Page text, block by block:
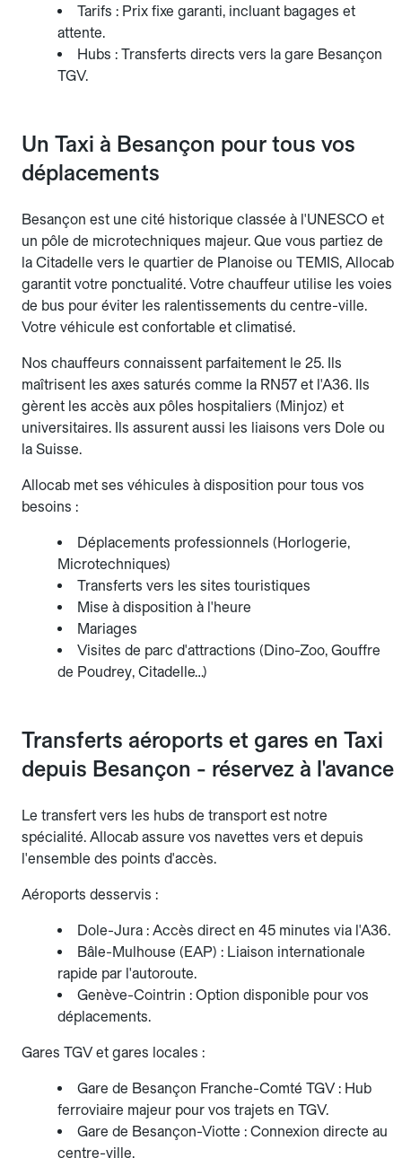
Tarifs : Prix fixe garanti, incluant bagages et
attente.
Hubs : Transferts directs vers la gare Besançon
TGV.
Un Taxi à Besançon pour tous vos
déplacements
Besançon est une cité historique classée à l'UNESCO et
un pôle de microtechniques majeur. Que vous partiez de
la Citadelle vers le quartier de Planoise ou TEMIS, Allocab
garantit votre ponctualité. Votre chauffeur utilise les voies
de bus pour éviter les ralentissements du centre-ville.
Votre véhicule est confortable et climatisé.
Nos chauffeurs connaissent parfaitement le 25. Ils
maîtrisent les axes saturés comme la RN57 et l'A36. Ils
gèrent les accès aux pôles hospitaliers (Minjoz) et
universitaires. Ils assurent aussi les liaisons vers Dole ou
la Suisse.
Allocab met ses véhicules à disposition pour tous vos
besoins :
Déplacements professionnels (Horlogerie,
Microtechniques)
Transferts vers les sites touristiques
Mise à disposition à l'heure
Mariages
Visites de parc d'attractions (Dino-Zoo, Gouffre
de Poudrey, Citadelle…)
Transferts aéroports et gares en Taxi
depuis Besançon - réservez à l'avance
Le transfert vers les hubs de transport est notre
spécialité. Allocab assure vos navettes vers et depuis
l'ensemble des points d'accès.
Aéroports desservis :
Dole-Jura : Accès direct en 45 minutes via l'A36.
Bâle-Mulhouse (EAP) : Liaison internationale
rapide par l'autoroute.
Genève-Cointrin : Option disponible pour vos
déplacements.
Gares TGV et gares locales :
Gare de Besançon Franche-Comté TGV : Hub
ferroviaire majeur pour vos trajets en TGV.
Gare de Besançon-Viotte : Connexion directe au
centre-ville.